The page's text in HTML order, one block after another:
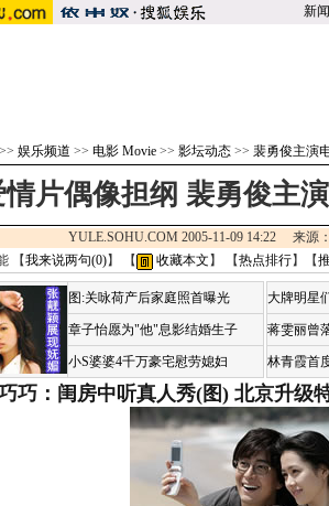
新闻
>> 娱乐频道 >> 电影 Movie >> 影坛动态 >> 裴勇俊主演
情片偶像担纲 裴勇俊主
YULE.SOHU.COM 2005-11-09 14:22 来源
【我来说两句(0)】 【 收藏本文 】 【热点排行】【
图:关咏荷产后家庭照首曝光
章子怡愿为"他"息影结婚生子
小S婆婆4千万豪宅慰劳媳妇
大牌明星
蒋雯丽曾
林青霞首
巧：闺房中听真人秀(图) 北京升级